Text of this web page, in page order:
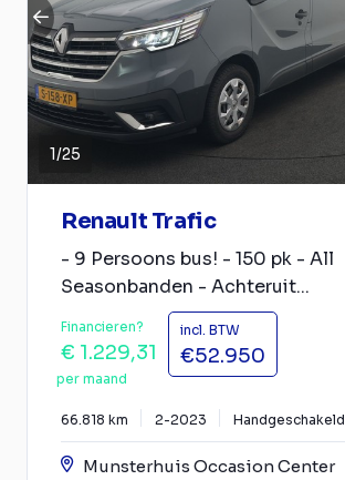
1/25
Renault Trafic
- 9 Persoons bus! - 150 pk - All
Seasonbanden - Achteruit...
Financieren?
€ 1.229,31
per maand
incl. BTW
€52.950
66.818 km 2-2023 Handgeschakeld
Munsterhuis Occasion Center